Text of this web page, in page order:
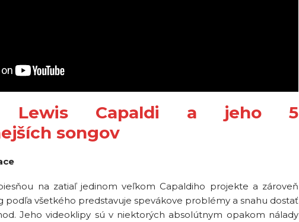
Lewis Capaldi a jeho 5
songov
na zatiaľ jedinom veľkom Capaldiho projekte a zároveň
podľa všetkého predstavuje spevákove problémy a snahu dostať
Jeho videoklipy sú v niektorých absolútnym opakom nálady